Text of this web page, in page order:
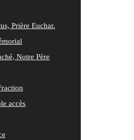
Prière Euchar.
Notre Père
accès